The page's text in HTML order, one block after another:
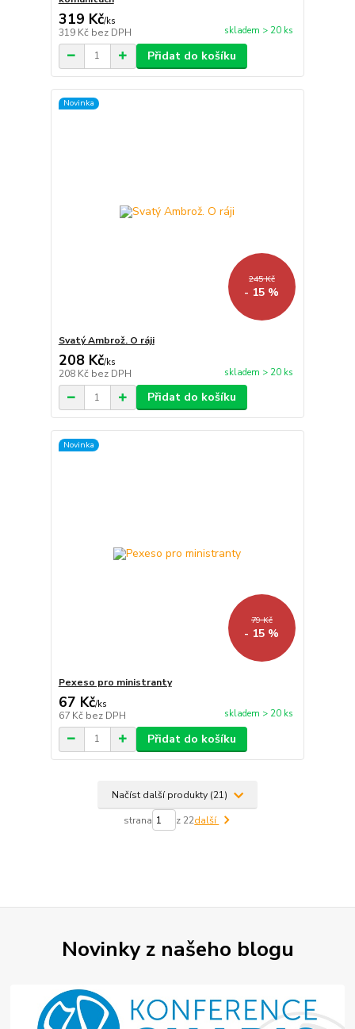
319 Kč/ks
319 Kč bez DPH skladem > 20 ks
Přidat do košíku
Novinka
245 Kč
- 15 %
Svatý Ambrož. O ráji
208 Kč/ks
208 Kč bez DPH skladem > 20 ks
Přidat do košíku
Novinka
79 Kč
- 15 %
Pexeso pro ministranty
67 Kč/ks
67 Kč bez DPH skladem > 20 ks
Přidat do košíku
Načíst další produkty (21)
strana z 22další
Novinky z našeho blogu